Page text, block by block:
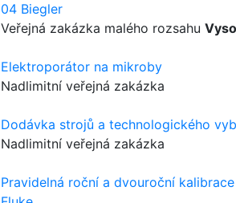
04 Biegler
Veřejná zakázka malého rozsahu
Elektroporátor na mikroby
Nadlimitní veřejná zakázka
Dodávka strojů a technologického
Nadlimitní veřejná zakázka
Pravidelná roční a dvouroční